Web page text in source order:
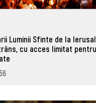
Luminii Sfinte de la
cu acces limitat